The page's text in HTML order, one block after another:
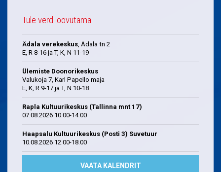
Tule verd loovutama
Ädala verekeskus, Ädala tn 2
E, R 8-16 ja T, K, N 11-19
Ülemiste Doonorikeskus
Valukoja 7, Karl Papello maja
E, K, R 9-17 ja T, N 10-18
Rapla Kultuurikeskus (Tallinna mnt 17)
07.08.2026 10.00-14.00
Haapsalu Kultuurikeskus (Posti 3) Suvetuur
10.08.2026 12.00-18.00
VAATA KALENDRIT